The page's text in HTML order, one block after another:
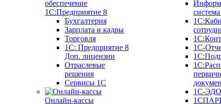
обеспечение
1С:Предприятие 8
Бухгалтерия
Зарплата и кадры
Торговля
1C: Предприятие 8
Доп. лицензии
Отраслевые
решения
Сервисы 1С
Онлайн-кассы
1С-
1С-ЭДО